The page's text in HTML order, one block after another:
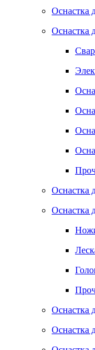
Оснастка
Оснастка
Оснастка
Оснастка
Оснастка
Оснастка